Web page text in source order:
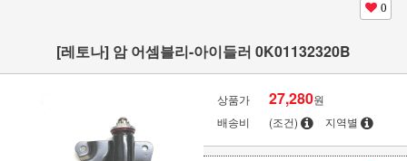
0
[레토나] 암 어셈블리-아이들러 0K01132320B
상품가 27,280원
배송비
(조건) 지역별